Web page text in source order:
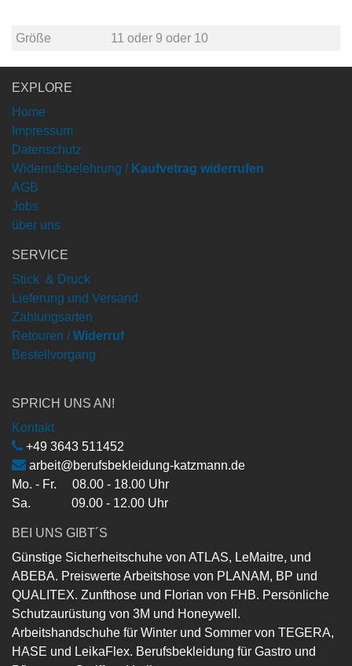
Größe 11 oder 9 oder 10
EXPLORE
Home
Impressum
Datenschutz
Widerrufsbelehrung / Kaufvetrag widerrufen
AGB
Jobs
über uns
SERVICE
Stick & Druck
Lieferung und Versand
Zahlungsarten
Retouren / Widerruf
Bestellvorgang
SPRICH UNS AN!
Kontakt
+49 3643 511452
arbeit@berufsbekleidung-katzmann.de
Mo. - Fr. 08.00 - 18.00 Uhr
Sa. 09.00 - 12.00 Uhr
BEI UNS GIBT´S
Günstige Sicherheitschuhe von ATLAS, LeMaitre, und
ABEBA. Preiswerte Arbeitshose von PLANAM, BP und
QUALITEX. Zunfthose und Florian von FHB. Persönliche
Schutzaurüstung von 3M und Honeywell.
Arbeitshandschuhe für Winter und Sommer von TEGERA,
HASE und LeikaFlex. Berufsbekleidung für Gastro und